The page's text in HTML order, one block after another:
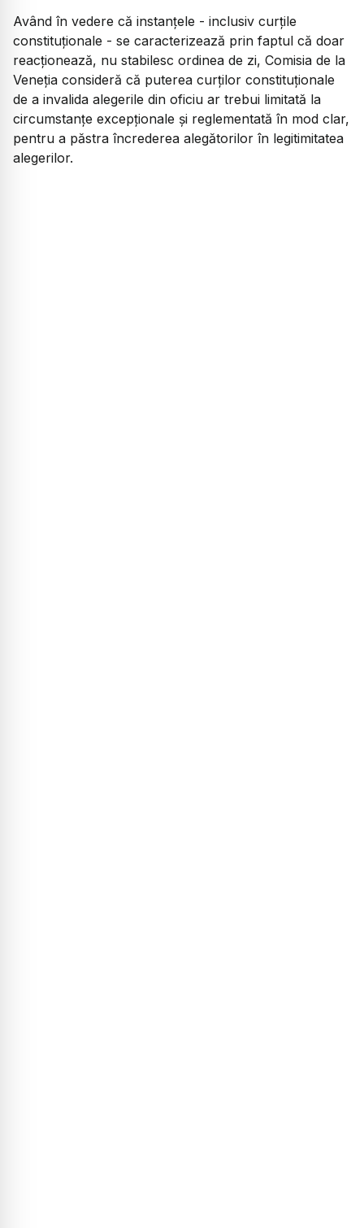
Având în vedere că instanțele - inclusiv curțile
constituționale - se caracterizează prin faptul că doar
reacționează, nu stabilesc ordinea de zi, Comisia de la
Veneția consideră că puterea curților constituționale
de a invalida alegerile din oficiu ar trebui limitată la
circumstanțe excepționale și reglementată în mod clar,
pentru a păstra încrederea alegătorilor în legitimitatea
alegerilor.